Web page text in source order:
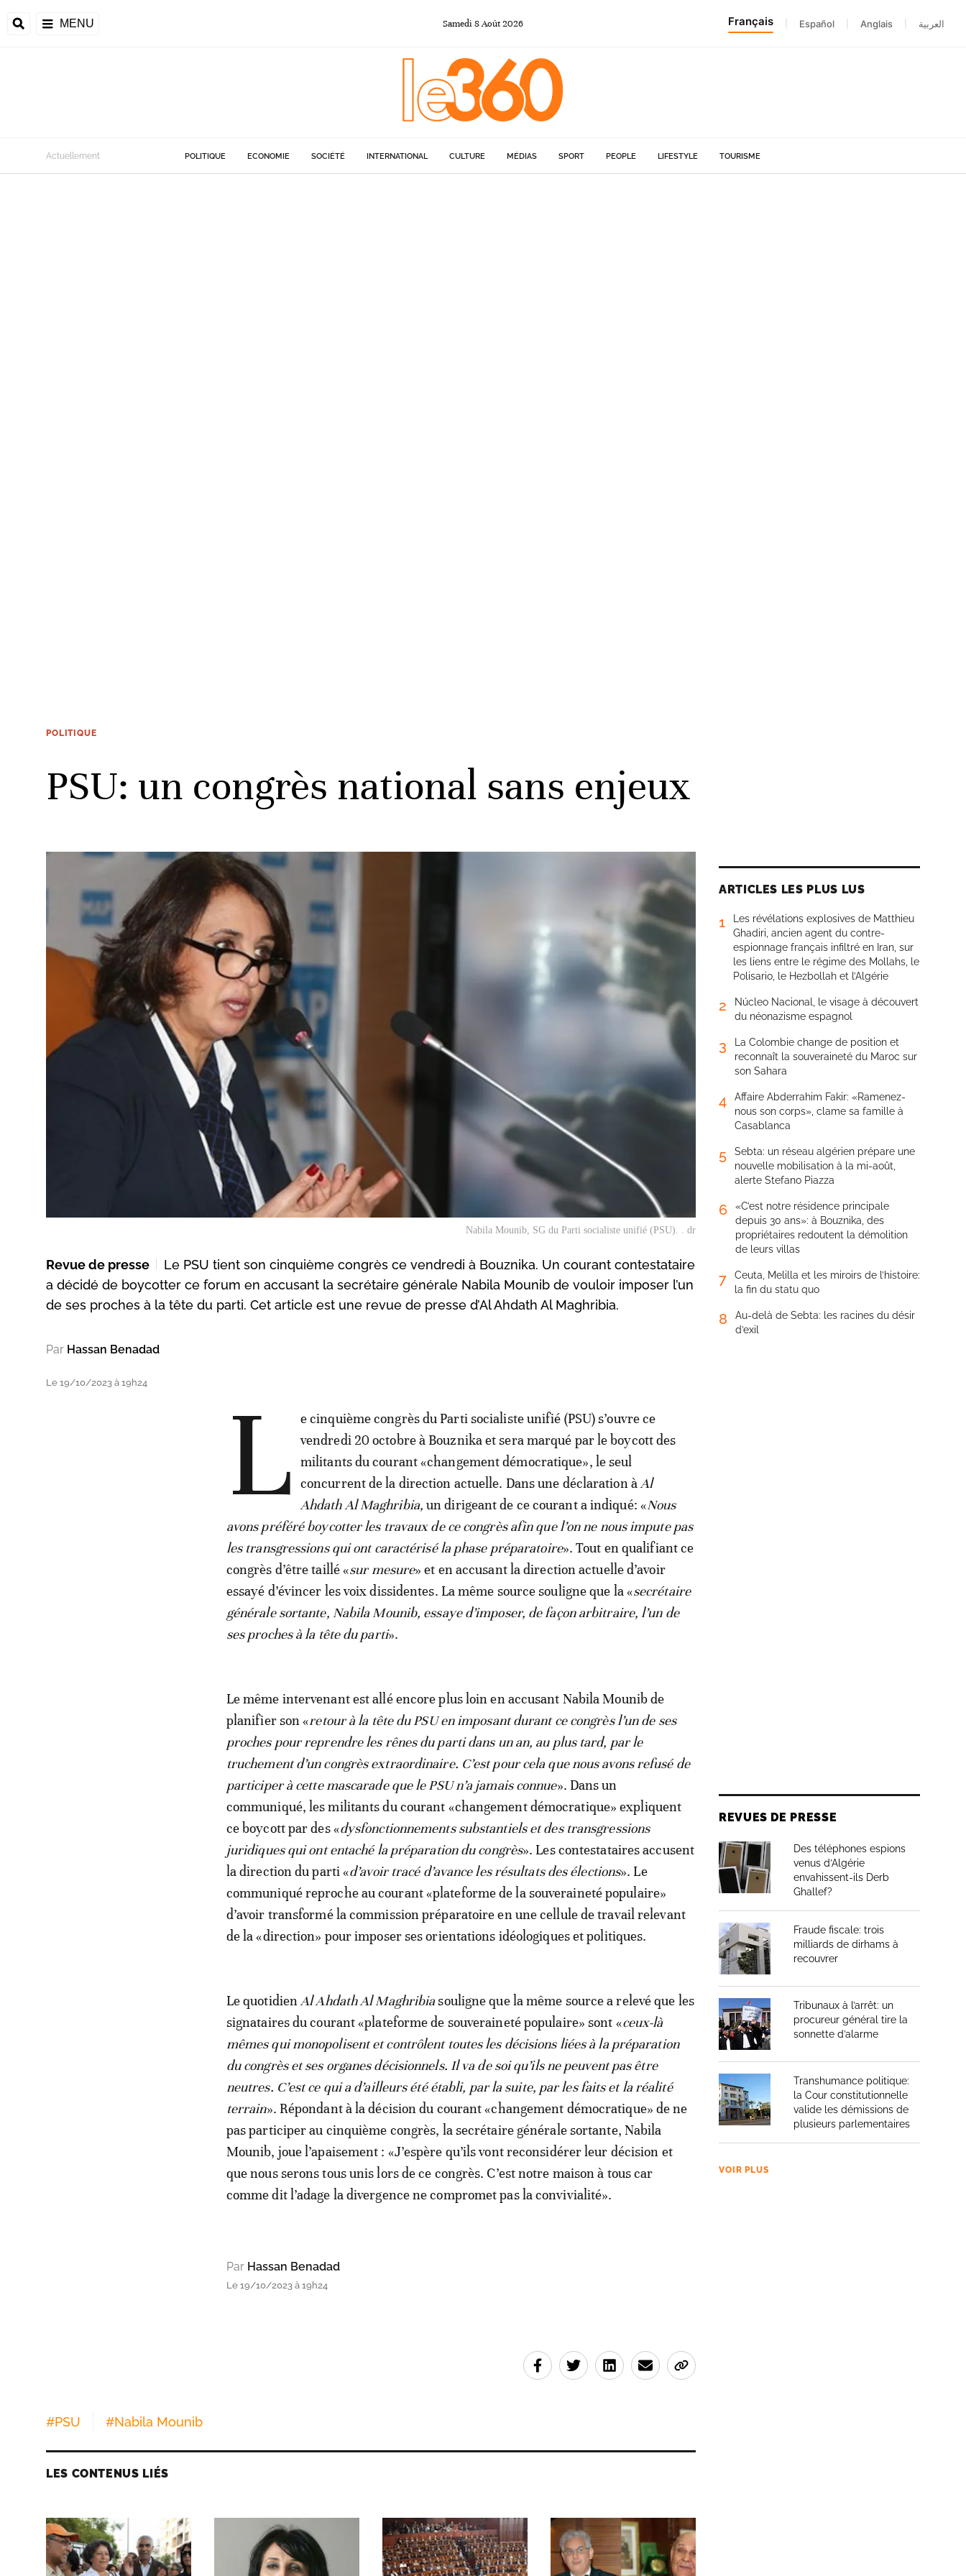
MENU Samedi 8Août2026 Français Español Anglais العربية
Actuellement POLITIQUE ECONOMIE SOCIÉTÉ INTERNATIONAL CULTURE MÉDIAS SPORT PEOPLE LIFESTYLE TOURISME
POLITIQUE
PSU: un congrès national sans enjeux
Nabila Mounib, SG du Parti socialiste unifié (PSU). . dr
Revue de presse
Le PSU tient son cinquième congrès ce vendredi à Bouznika. Un courant contestataire
a décidé de boycotter ce forum en accusant la secrétaire générale Nabila Mounib de vouloir imposer l’un
de ses proches à la tête du parti. Cet article est une revue de presse d’Al Ahdath Al Maghribia.
Par Hassan Benadad
Le 19/10/2023 à 19h24 L
e cinquième congrès du Parti socialiste unifié (PSU) s’ouvre ce
vendredi 20 octobre à Bouznika et sera marqué par le boycott des
militants du courant «changement démocratique», le seul
concurrent de la direction actuelle. Dans une déclaration à Al
Ahdath Al Maghribia, un dirigeant de ce courant a indiqué: «Nous
avons préféré boycotter les travaux de ce congrès afin que l’on ne nous impute pas
les transgressions qui ont caractérisé la phase préparatoire». Tout en qualifiant ce
congrès d’être taillé «sur mesure» et en accusant la direction actuelle d’avoir
essayé d’évincer les voix dissidentes. La même source souligne que la «secrétaire
générale sortante, Nabila Mounib, essaye d’imposer, de façon arbitraire, l’un de
ses proches à la tête du parti».
Le même intervenant est allé encore plus loin en accusant Nabila Mounib de
planifier son «retour à la tête du PSU en imposant durant ce congrès l’un de ses
proches pour reprendre les rênes du parti dans un an, au plus tard, par le
truchement d’un congrès extraordinaire. C’est pour cela que nous avons refusé de
participer à cette mascarade que le PSU n’a jamais connue». Dans un
communiqué, les militants du courant «changement démocratique» expliquent
ce boycott par des «dysfonctionnements substantiels et des transgressions
juridiques qui ont entaché la préparation du congrès». Les contestataires accusent
la direction du parti «d’avoir tracé d’avance les résultats des élections». Le
communiqué reproche au courant «plateforme de la souveraineté populaire»
d’avoir transformé la commission préparatoire en une cellule de travail relevant
de la «direction» pour imposer ses orientations idéologiques et politiques.
Le quotidien Al Ahdath Al Maghribiasouligne que la même source a relevé que les
signataires du courant «plateforme de souveraineté populaire» sont «ceux-là
mêmes qui monopolisent et contrôlent toutes les décisions liées à la préparation
du congrès et ses organes décisionnels. Il va de soi qu’ils ne peuvent pas être
neutres. C’est ce qui a d’ailleurs été établi, par la suite, par les faits et la réalité
terrain». Répondant à la décision du courant «changement démocratique» de ne
pas participer au cinquième congrès, la secrétaire générale sortante, Nabila
Mounib, joue l’apaisement : «J’espère qu’ils vont reconsidérer leur décision et
que nous serons tous unis lors de ce congrès. C’est notre maison à tous car
comme dit l’adage la divergence ne compromet pas la convivialité».
Par Hassan Benadad
Le 19/10/2023 à 19h24
#PSU #Nabila Mounib
LES CONTENUS LIÉS
ARTICLES LES PLUS LUS
1
Les révélations explosives de Matthieu
Ghadiri, ancien agent du contre-
espionnage français infiltré en Iran, sur
les liens entre le régime des Mollahs, le
Polisario, le Hezbollah et l’Algérie
2
Núcleo Nacional, le visage à découvert
du néonazisme espagnol
3
La Colombie change de position et
reconnaît la souveraineté du Maroc sur
son Sahara
4
Affaire Abderrahim Fakir: «Ramenez-
nous son corps», clame sa famille à
Casablanca
5
Sebta: un réseau algérien prépare une
nouvelle mobilisation à la mi-août,
alerte Stefano Piazza
6
«C’est notre résidence principale
depuis 30 ans»: à Bouznika, des
propriétaires redoutent la démolition
de leurs villas
7
Ceuta, Melilla et les miroirs de l’histoire:
la fin du statu quo
8
Au-delà de Sebta: les racines du désir
d’exil
REVUES DE PRESSE
Des téléphones espions
venus d’Algérie
envahissent-ils Derb
Ghallef?
Fraude fiscale: trois
milliards de dirhams à
recouvrer
Tribunaux à l’arrêt: un
procureur général tire la
sonnette d’alarme
Transhumance politique:
la Cour constitutionnelle
valide les démissions de
plusieurs parlementaires
VOIR PLUS